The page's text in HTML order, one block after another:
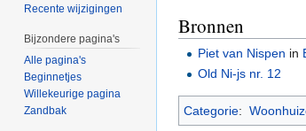
Bronnen
Piet van Nispen in
Old Ni-js nr. 12
Categorie:
Recente wijzigingen
Bijzondere pagina's
Alle pagina's
Beginnetjes
Willekeurige pagina
Zandbak